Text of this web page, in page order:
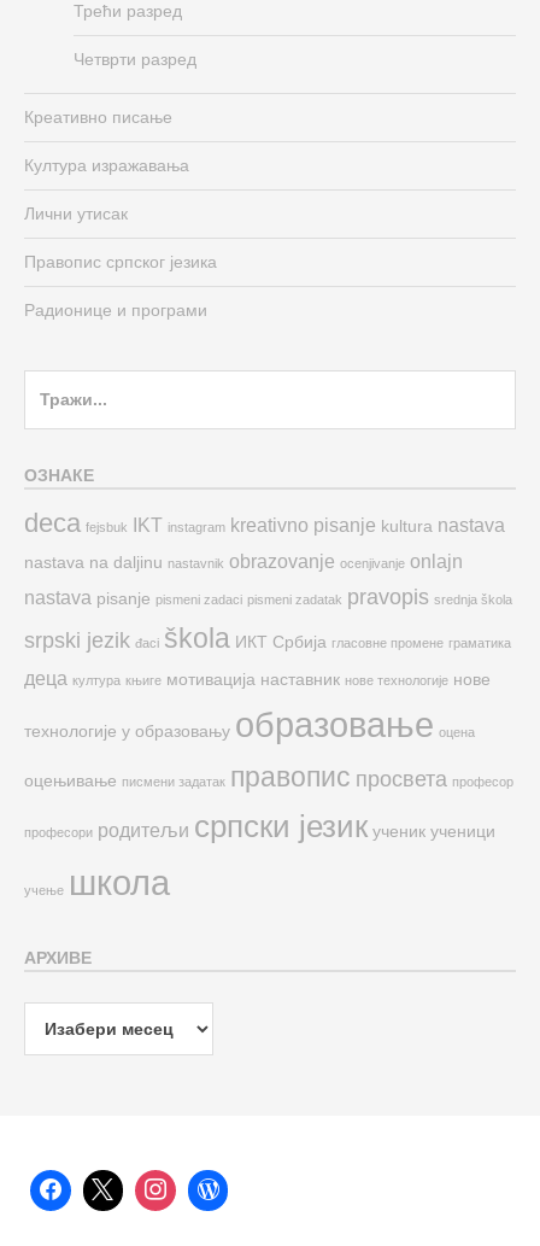
Трећи разред
Четврти разред
Креативно писање
Култура изражавања
Лични утисак
Правопис српског језика
Радионице и програми
ОЗНАКЕ
deca fejsbuk IKT instagram kreativno pisanje kultura nastava
nastava na daljinu nastavnik obrazovanje ocenjivanje onlajn
nastava pisanje pismeni zadaci pismeni zadatak pravopis srednja škola
srpski jezik đaci škola ИКТ Србија гласовне промене граматика
деца култура књиге мотивација наставник нове технологије нове
технологије у образовању образовање оцена
оцењивање писмени задатак правопис просвета професор
професори родитељи српски језик ученик ученици
учење школа
АРХИВЕ
Архиве